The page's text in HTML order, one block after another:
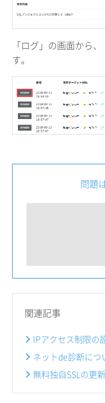
「ログ」の画面から
す。
問題
関連記事
IPアクセス制限の
ネットde診断につ
無料独自SSLの更